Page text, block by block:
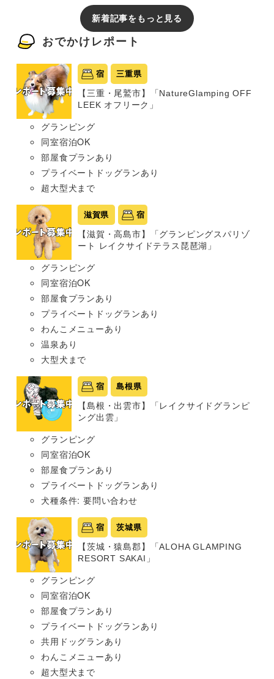
新着記事をもっと見る
おでかけレポート
宿 三重県
【三重・尾鷲市】「NatureGlamping OFF
LEEK オフリーク」
グランピング
同室宿泊OK
部屋食プランあり
プライベートドッグランあり
超大型犬まで
滋賀県 宿
【滋賀・高島市】「グランピングスパリゾ
ート レイクサイドテラス琵琶湖」
グランピング
同室宿泊OK
部屋食プランあり
プライベートドッグランあり
わんこメニューあり
温泉あり
大型犬まで
宿 島根県
【島根・出雲市】「レイクサイドグランピ
ング出雲」
グランピング
同室宿泊OK
部屋食プランあり
プライベートドッグランあり
犬種条件: 要問い合わせ
宿 茨城県
【茨城・猿島郡】「ALOHA GLAMPING
RESORT SAKAI」
グランピング
同室宿泊OK
部屋食プランあり
プライベートドッグランあり
共用ドッグランあり
わんこメニューあり
超大型犬まで